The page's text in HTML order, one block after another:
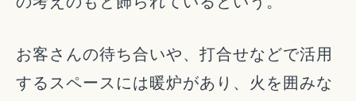
お客さんの待ち合いや、打合せなどで活用
するスペースには暖炉があり、火を囲みな